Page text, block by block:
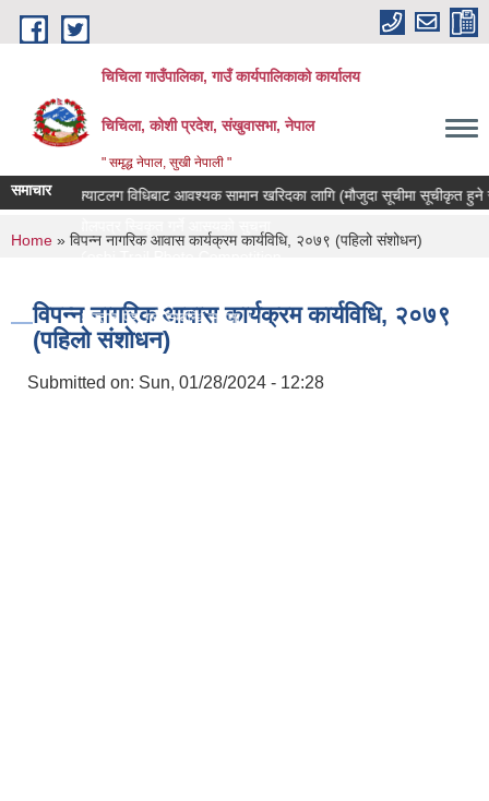
Skip to main content
चिचिला गाउँपालिका, गाउँ कार्यपालिकाको कार्यालय
चिचिला, कोशी प्रदेश, संखुवासभा, नेपाल
" समृद्ध नेपाल, सुखी नेपाली "
समाचारक्याटलग विधिबाट आवश्यक सामान खरिदका लागि (मौजुदा सूचीमा सूचीकृत हुने
प्रस्ताव पेश गर्ने सम्बन्धि सुचना ।।
You are here
Home » विपन्न नागरिक आवास कार्यक्रम कार्यविधि, २०७९ (पहिलो संशोधन)
विपन्न नागरिक आवास कार्यक्रम कार्यविधि, २०७९
(पहिलो संशोधन)
Submitted on: Sun, 01/28/2024 - 12:28